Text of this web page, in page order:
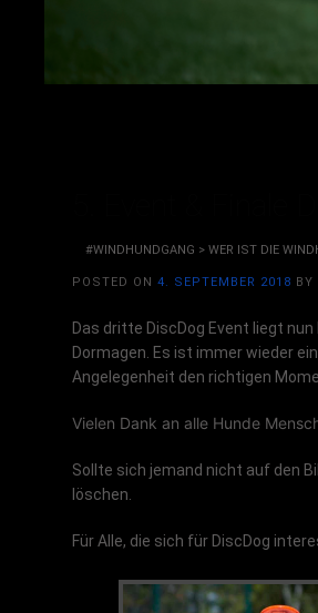
#WINDHUNDGANG >WER IST DIE
POSTED ON 4. SEPTEMBER 2018 BY
Das dritte DiscDog Event liegt
Dormagen. Es ist immer wieder
Angelegenheit den richtigen
Vielen Dank an alle Hunde
Sollte sich jemand nicht auf den
löschen.
Für Alle, die sich für DiscDog